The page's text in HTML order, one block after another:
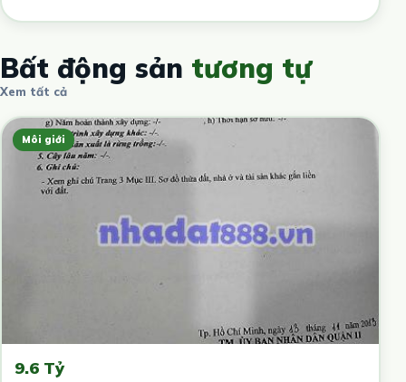
Bất động sản tương tự
Xem tất cả
Môi giới
9.6 Tỷ